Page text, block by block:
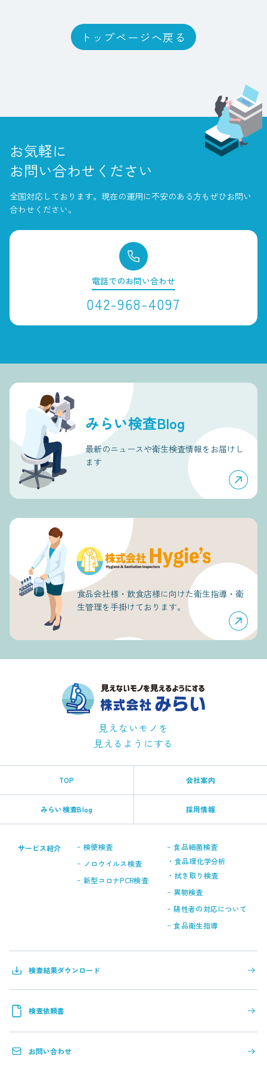
トップページへ戻る
お気軽に
お問い合わせください
全国対応しております。 現在の運用に不安のある方もぜひお問い
合わせください。
電話でのお問い合わせ
042-968-4097
みらい検査Blog
最新のニュースや衛生検査情報をお届けし
ます
食品会社様・飲食店様に向けた衛生指導・ 衛
生管理を手掛けております。
見えないモノを
見えるようにする
TOP 会社案内
みらい検査Blog 採用情報
サービス紹介 - 検便検査
- ノロウイルス検査
- 新型コロナPCR検査
- 食品細菌検査
・食品理化学分析
・拭き取り検査
- 異物検査
- 陽性者の対応について
- 食品衛生指導
検査結果ダウンロード
検査依頼書
お問い合わせ